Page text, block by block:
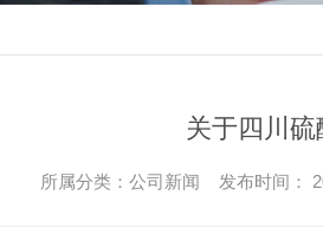
关于四川
所属分类：公司新闻 发布时间：